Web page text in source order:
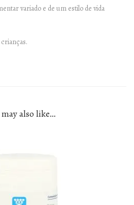
variado e de um estilo de vida
may also like…